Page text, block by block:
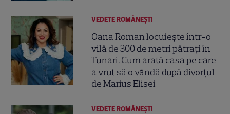
VEDETE ROMÂNEŞTI
Oana Roman locuiește într-o
vilă de 300 de metri pătrați în
Tunari. Cum arată casa pe care
a vrut să o vândă după divorțul
de Marius Elisei
VEDETE ROMÂNEŞTI